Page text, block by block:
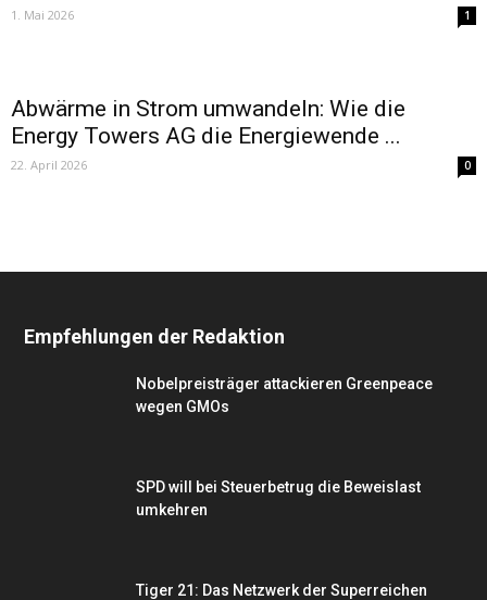
1. Mai 2026 1
Abwärme in Strom umwandeln: Wie die
Energy Towers AG die Energiewende ...
22. April 2026 0
Empfehlungen der Redaktion
Nobelpreisträger attackieren Greenpeace
wegen GMOs
SPD will bei Steuerbetrug die Beweislast
umkehren
Tiger 21: Das Netzwerk der Superreichen